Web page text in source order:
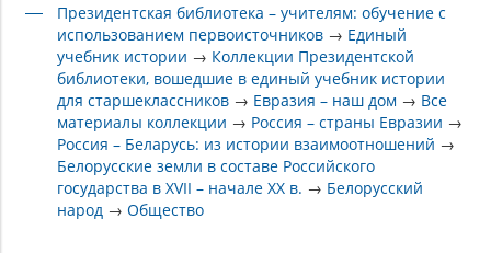
Президентская библиотека – учителям: обучение с
использованием первоисточников → Единый
учебник истории → Коллекции Президентской
библиотеки, вошедшие в единый учебник истории
для старшеклассников → Евразия – наш дом → Все
материалы коллекции → Россия – страны Евразии →
Россия – Беларусь: из истории взаимоотношений →
Белорусские земли в составе Российского
государства в XVII – начале XX в. → Белорусский
народ →Общество